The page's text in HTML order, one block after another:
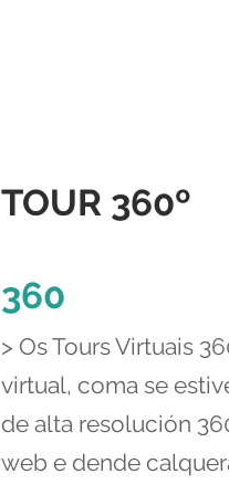
TOUR 360º
360
> Os Tours Virtuais
virtual, coma se
de alta resolución
web e dende